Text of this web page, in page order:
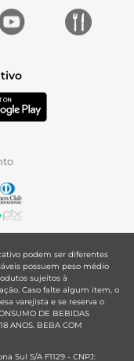
podem ser diferentes
possuem peso médio
sujeitos à
Caso falte algum item, o
varejista e se reserva o
DE BEBIDAS
ANOS. BEBA COM
Sul S/A F1129 - CNPJ: